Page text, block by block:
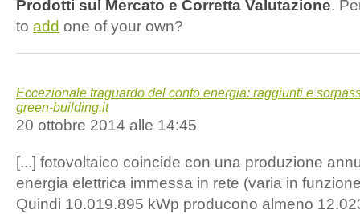
Prodotti sul Mercato e Corretta Valutazione.
to add one of your own?
Eccezionale traguardo del conto energia: raggiunti e
green-building.it
20 ottobre 2014 alle 14:45
[...] fotovoltaico coincide con una produzione
energia elettrica immessa in rete (varia in
Quindi 10.019.895 kWp producono almeno